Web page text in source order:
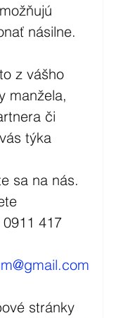
násilne.
z vášho
manžela,
či
týka
sa na nás.
417
stránky